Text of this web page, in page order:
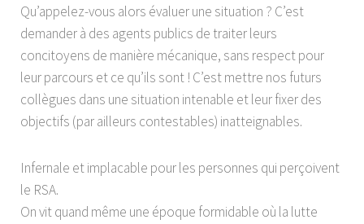
Qu’appelez-vous alors évaluer une situation ? C’est
demander à des agents publics de traiter leurs
concitoyens de manière mécanique, sans respect pour
leur parcours et ce qu’ils sont ! C’est mettre nos futurs
collègues dans une situation intenable et leur fixer des
objectifs (par ailleurs contestables) inatteignables.
Infernale et implacable pour les personnes qui perçoivent
le RSA.
On vit quand même une époque formidable où la lutte